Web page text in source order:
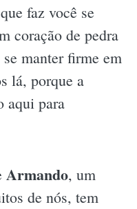
faz você se
coração de pedra
manter firme em
lá, porque a
aqui para
Armando, um
de nós, tem